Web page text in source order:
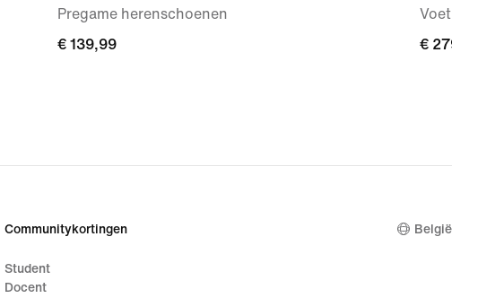
Pregame herenschoenen
€ 139,99
€ 139,99
€ 279,99
€ 279,99
Communitykortingen
Student
Docent
België